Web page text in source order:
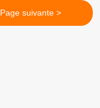
Page suivante >